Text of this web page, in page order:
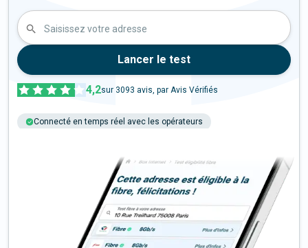
Saisissez votre adresse
Lancer le test
4,2sur 3093 avis, par Avis Vérifiés
Connecté en temps réel avec les opérateurs